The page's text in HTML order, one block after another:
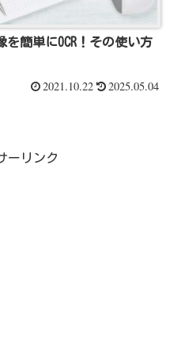
簡単にOCR！その使い方
2021.10.22 2025.05.04
ーリンク